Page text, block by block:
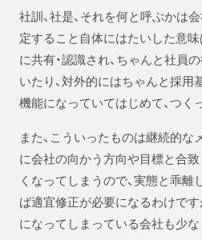
社訓、社是、それを何と呼ぶかは
定すること自体にはたいした意味
に共有・認識され、ちゃんと社員
いたり、対外的にはちゃんと採
機能になっていてはじめて、つく
また、こういったものは継続的な
に会社の向かう方向や目標と合
くなってしまうので、実態と乖
ば適宜修正が必要になるわけです
になってしまっている会社も少な